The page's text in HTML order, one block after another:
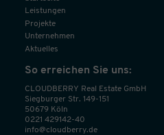
Leistungen
Projekte
Unternehmen
Aktuelles
So erreichen Sie uns:
CLOUDBERRY Real Estate GmbH
Siegburger Str. 149-151
50679 Köln
0221 429142-40
info@cloudberry.de